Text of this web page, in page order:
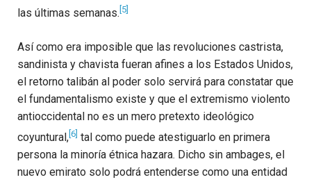
las últimas semanas. [5]
Así como era imposible que las revoluciones castrista,
sandinista y chavista fueran afines a los Estados Unidos,
el retorno talibán al poder solo servirá para constatar que
el fundamentalismo existe y que el extremismo violento
antioccidental no es un mero pretexto ideológico
coyuntural, [6] tal como puede atestiguarlo en primera
persona la minoría étnica hazara. Dicho sin ambages, el
nuevo emirato solo podrá entenderse como una entidad